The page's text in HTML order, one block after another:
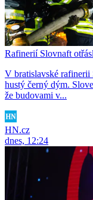
Rafinerií Slovnaft
V bratislavské rafinerii
hustý černý dým.
že budovami v...
HN.cz
dnes, 12:24